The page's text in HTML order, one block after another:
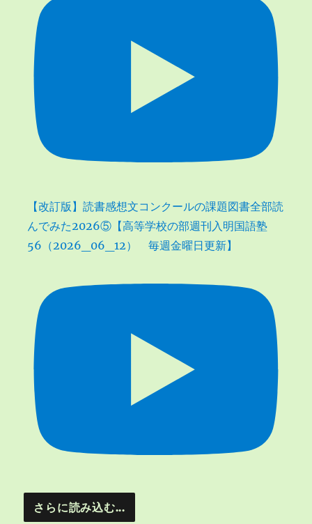
【改訂版】読書感想文コンクールの課題図書全部読
んでみた2026⑤【高等学校の部週刊入明国語塾
56（2026_06_12） 毎週金曜日更新】
さらに読み込む...